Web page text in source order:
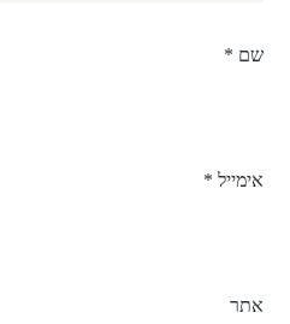
שם *
אימייל *
אתר